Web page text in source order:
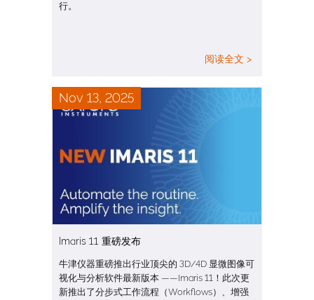
行。
阅读全文 >
Nov 13, 2025
Imaris 11 重磅发布
牛津仪器重磅推出行业顶尖的 3D/4D 显微图像可
视化与分析软件最新版本 ——Imaris 11！此次更
新推出了分步式工作流程（Workflows）、增强